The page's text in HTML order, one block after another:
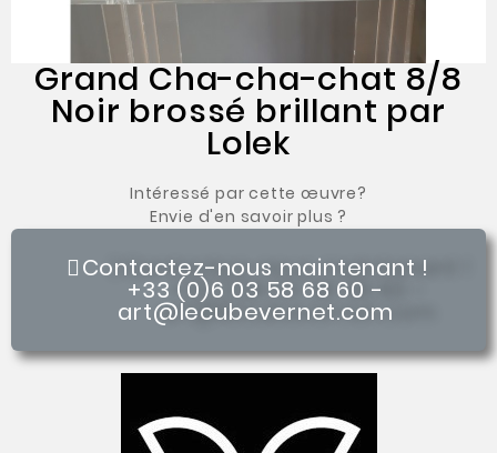
Grand Cha-cha-chat 8/8
Noir brossé brillant par
Lolek
Intéressé par cette œuvre?
Envie d'en savoir plus ?
Contactez-nous maintenant !
+33 (0)6 03 58 68 60 -
art@lecubevernet.com